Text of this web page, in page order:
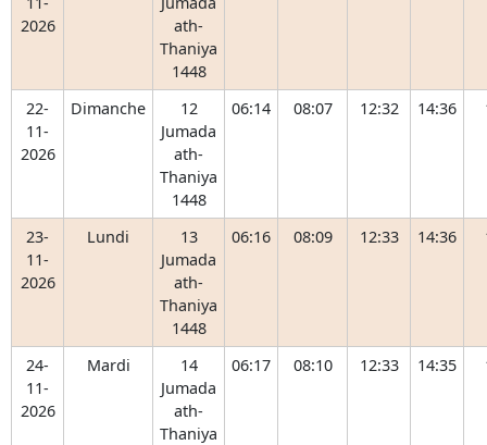
2026
ath-
Thaniya
1448
22-
11-
2026
Dimanche
12
Jumada
ath-
Thaniya
1448
06:14 08:07 12:32 14:36
23-
11-
2026
Lundi
13
Jumada
ath-
Thaniya
1448
06:16 08:09 12:33 14:36
24-
11-
2026
Mardi
14
Jumada
ath-
Thaniya
06:17 08:10 12:33 14:35